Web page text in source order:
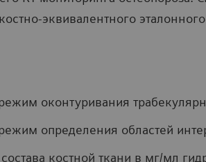
эквивалентного
оконтуривания
определения областей
костной ткани в мг/мл